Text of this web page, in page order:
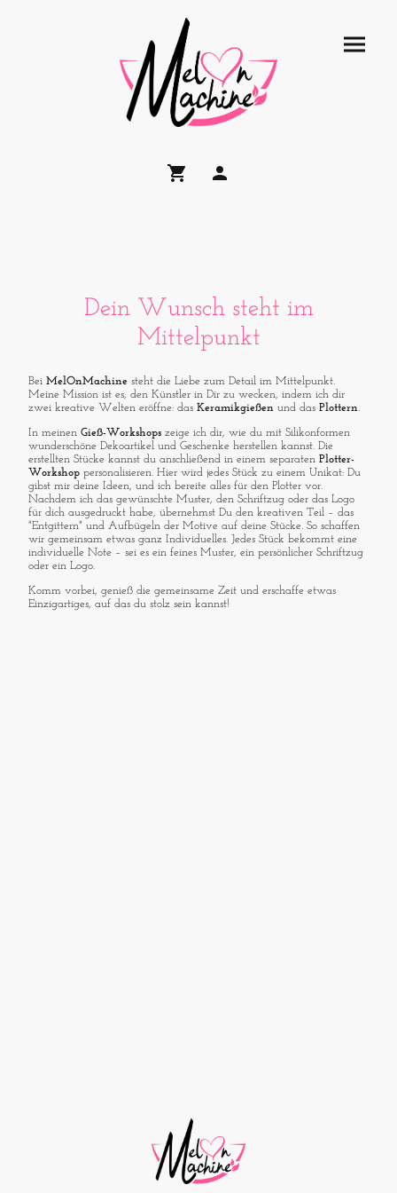
Dein Wunsch steht im
Mittelpunkt
Bei MelOnMachine steht die Liebe zum Detail im Mittelpunkt.
Meine Mission ist es, den Künstler in Dir zu wecken, indem ich dir
zwei kreative Welten eröffne: das Keramikgießen und das Plottern.
In meinen Gieß-Workshops zeige ich dir, wie du mit Silikonformen
wunderschöne Dekoartikel und Geschenke herstellen kannst. Die
erstellten Stücke kannst du anschließend in einem separaten Plotter-
Workshop personalisieren. Hier wird jedes Stück zu einem Unikat: Du
gibst mir deine Ideen, und ich bereite alles für den Plotter vor.
Nachdem ich das gewünschte Muster, den Schriftzug oder das Logo
für dich ausgedruckt habe, übernehmst Du den kreativen Teil – das
"Entgittern" und Aufbügeln der Motive auf deine Stücke. So schaffen
wir gemeinsam etwas ganz Individuelles. Jedes Stück bekommt eine
individuelle Note – sei es ein feines Muster, ein persönlicher Schriftzug
oder ein Logo.
Komm vorbei, genieß die gemeinsame Zeit und erschaffe etwas
Einzigartiges, auf das du stolz sein kannst!